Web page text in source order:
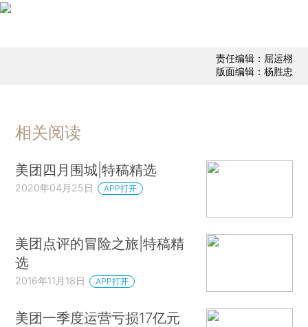
责任编辑：屈运栩
版面编辑：杨胜忠
相关阅读
美团四月围城|特稿精选
2020年04月25日 APP打开
美团点评的冒险之旅|特稿精
选
2016年11月18日 APP打开
美团一季度运营亏损17亿元